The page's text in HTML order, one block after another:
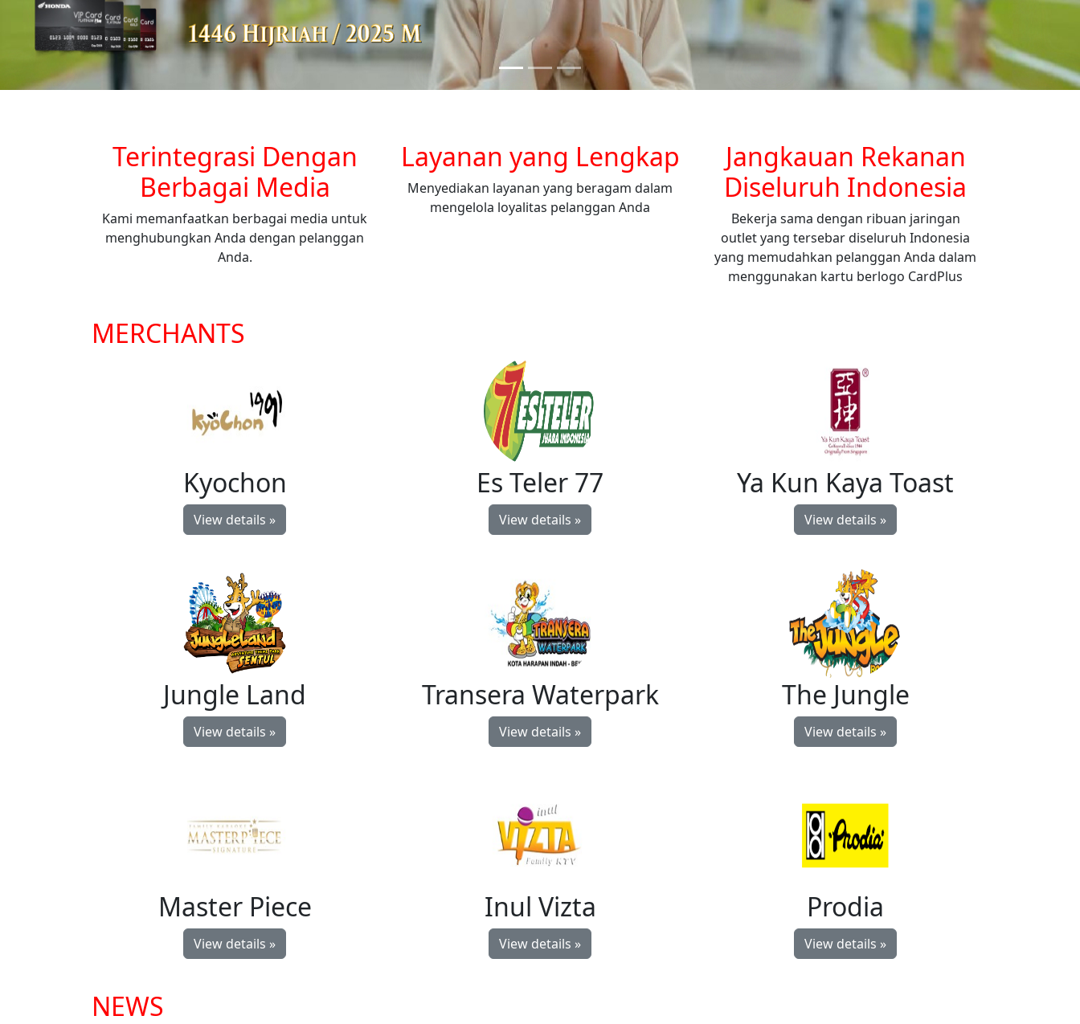
Terintegrasi Dengan
Berbagai Media
Kami memanfaatkan berbagai media untuk
menghubungkan Anda dengan pelanggan
Anda.
Layanan yang Lengkap
Menyediakan layanan yang beragam dalam
mengelola loyalitas pelanggan Anda
Jangkauan Rekanan
Diseluruh Indonesia
Bekerja sama dengan ribuan jaringan
outlet yang tersebar diseluruh Indonesia
yang memudahkan pelanggan Anda dalam
menggunakan kartu berlogo CardPlus
MERCHANTS
Kyochon
View details »
Es Teler 77
View details »
Ya Kun Kaya Toast
View details »
Jungle Land
View details »
Transera Waterpark
View details »
The Jungle
View details »
Master Piece
View details »
Inul Vizta
View details »
Prodia
View details »
NEWS